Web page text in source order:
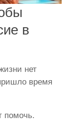
в
нет
время
помочь.